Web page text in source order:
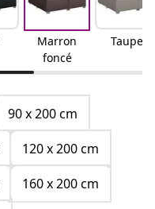
Marron
foncé
Taupe
90 x 200 cm
120 x 200 cm
160 x 200 cm